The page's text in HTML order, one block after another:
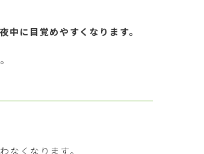
に目覚めやすくなります。
なくなります。